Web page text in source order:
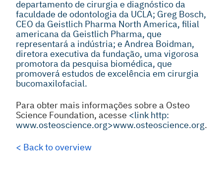
departamento de cirurgia e diagnóstico da
faculdade de odontologia da UCLA; Greg Bosch,
CEO da Geistlich Pharma North America, filial
americana da Geistlich Pharma, que
representará a indústria; e Andrea Boidman,
diretora executiva da fundação, uma vigorosa
promotora da pesquisa biomédica, que
promoverá estudos de excelência em cirurgia
bucomaxilofacial.
Para obter mais informações sobre a Osteo
Science Foundation, acesse <link http:
www.osteoscience.org>www.osteoscience.org.
< Back to overview